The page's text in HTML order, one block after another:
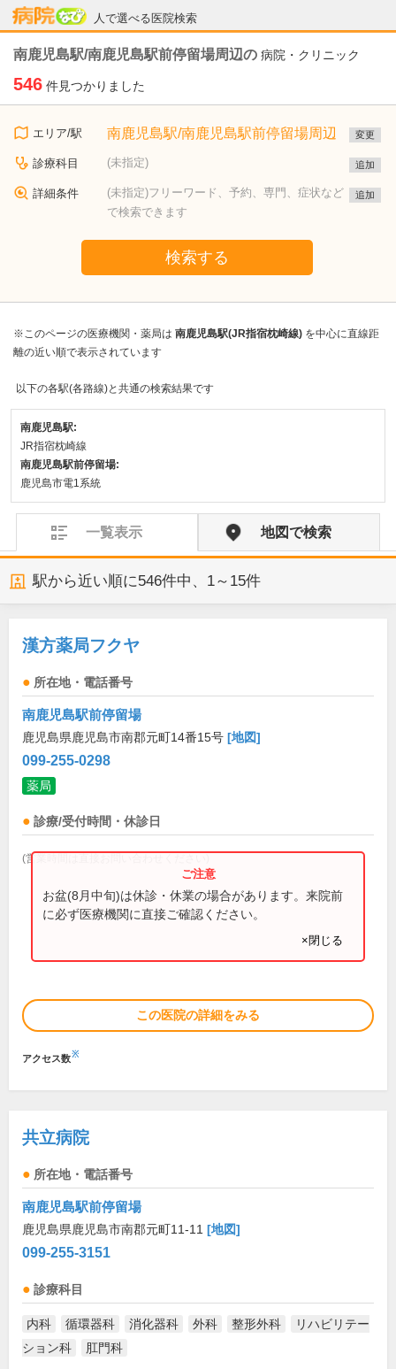
人で選べる医院検索
病院なび
南鹿児島駅/南鹿児島駅前停留場周辺の 病院・クリニック
546 件見つかりました
エリア/駅 南鹿児島駅/南鹿児島駅前停留場周辺 変更
診療科目 (未指定) 追加
詳細条件
(未指定)フリーワード、予約、専門、症状など
で検索できます
追加
検索する
※このページの医療機関・薬局は 南鹿児島駅(JR指宿枕崎線) を中心に直線距
離の近い順で表示されています
以下の各駅(各路線)と共通の検索結果です
南鹿児島駅:
JR指宿枕崎線
南鹿児島駅前停留場:
鹿児島市電1系統
一覧表示 地図で検索
駅から近い順に546件中、 1～15件
漢方薬局フクヤ
所在地・電話番号
南鹿児島駅前停留場
鹿児島県鹿児島市南郡元町14番15号 [地図]
099-255-0298
薬局
診療/受付時間・休診日
(営業時間は直接お問い合わせください)
お盆(8月中旬)は休診・休業の場合があります。来院前
に必ず医療機関に直接ご確認ください。
×閉じる
この医院の詳細をみる
アクセス数※
共立病院
所在地・電話番号
南鹿児島駅前停留場
鹿児島県鹿児島市南郡元町11-11 [地図]
099-255-3151
診療科目
内科 循環器科 消化器科 外科 整形外科
リハビリテー
ション科
肛門科